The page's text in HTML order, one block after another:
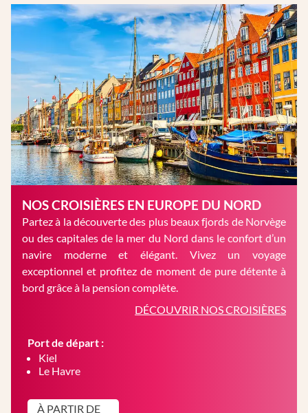
NOS CROISIÈRES EN EUROPE DU NORD
Partez à la découverte des plus beaux fjords de Norvège
ou des capitales de la mer du Nord dans le confort d’un
navire moderne et élégant. Vivez un voyage
exceptionnel et profitez de moment de pure détente à
bord grâce à la pension complète.
DÉCOUVRIR NOS CROISIÈRES
Port de départ :
Kiel
Le Havre
À PARTIR DE